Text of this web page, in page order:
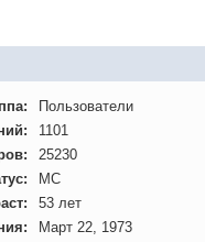
Пользователи
1101
25230
МС
53 лет
Март 22, 1973